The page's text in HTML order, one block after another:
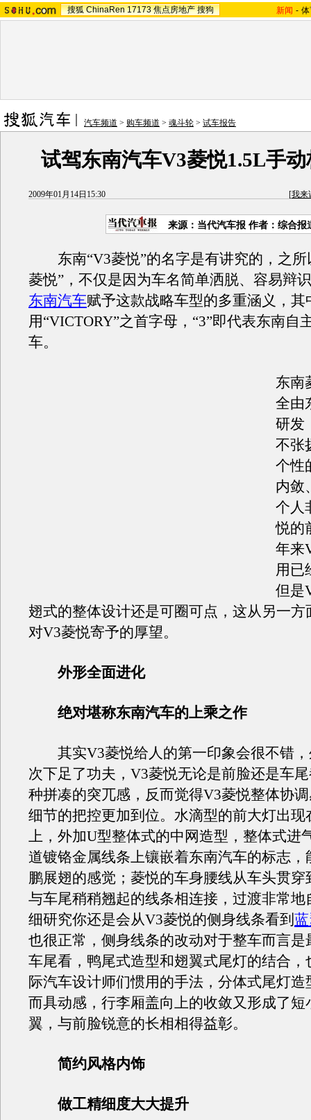
搜狐 ChinaRen 17173 焦点房地产 搜狗 新闻 -
汽车频道 > 购车频道 > 魂斗轮 > 试车报告
试驾东南汽车V3菱悦1.5L手
2009年01月14日15:30 [我来
来源：当代汽车报 作者：综合报
东南“V3菱悦”的名字是有讲究的，之所
菱悦”，不仅是因为车名简单洒脱、容易辩
东南汽车赋予这款战略车型的多重涵义，其
用“VICTORY”之首字母，“3”即代表东南自
车。
东南
全由
研发
不张
个性
内敛
个人
悦的
年来
用已
但是
翅式的整体设计还是可圈可点，这从另一方
对V3菱悦寄予的厚望。
外形全面进化
绝对堪称东南汽车的上乘之作
其实V3菱悦给人的第一印象会很不错，
次下足了功夫，V3菱悦无论是前脸还是车
种拼凑的突兀感，反而觉得V3菱悦整体协
细节的把控更加到位。水滴型的前大灯出现
上，外加U型整体式的中网造型，整体式进
道镀铬金属线条上镶嵌着东南汽车的标志，
鹏展翅的感觉；菱悦的车身腰线从车头贯穿
与车尾稍稍翘起的线条相连接，过渡非常地
细研究你还是会从V3菱悦的侧身线条看到
也很正常，侧身线条的改动对于整车而言是
车尾看，鸭尾式造型和翅翼式尾灯的结合，
际汽车设计师们惯用的手法，分体式尾灯造
而具动感，行李厢盖向上的收敛又形成了短
翼，与前脸锐意的长相相得益彰。
简约风格内饰
做工精细度大大提升